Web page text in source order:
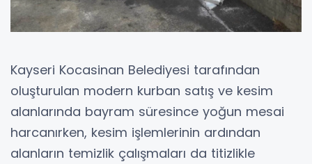
Kayseri Kocasinan Belediyesi tarafından
oluşturulan modern kurban satış ve kesim
alanlarında bayram süresince yoğun mesai
harcanırken, kesim işlemlerinin ardından
alanların temizlik çalışmaları da titizlikle